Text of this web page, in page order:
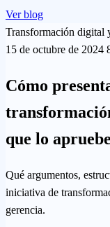
Ver blog
Transformación digital
15 de octubre de 2024
Cómo
que lo
Qué argumentos,
iniciativa de
gerencia.